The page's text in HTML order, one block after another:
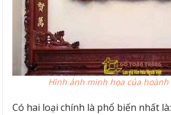
Hình ảnh minh họa của
Có hai loại chính là phổ biến nhất